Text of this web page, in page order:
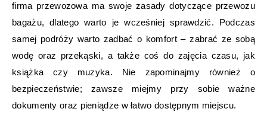
firma przewozowa ma swoje zasady dotyczące przewozu
bagażu, dlatego warto je wcześniej sprawdzić. Podczas
samej podróży warto zadbać o komfort – zabrać ze sobą
wodę oraz przekąski, a także coś do zajęcia czasu, jak
książka czy muzyka. Nie zapominajmy również o
bezpieczeństwie; zawsze miejmy przy sobie ważne
dokumenty oraz pieniądze w łatwo dostępnym miejscu.